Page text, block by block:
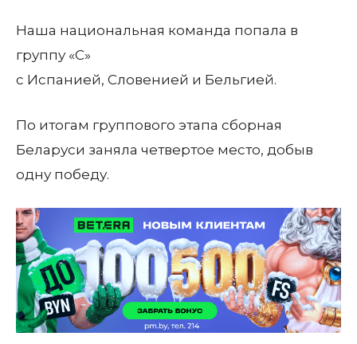
Наша национальная команда попала в
группу «С»
с Испанией, Словенией и Бельгией.
По итогам группового этапа сборная
Беларуси заняла четвертое место, добыв
одну победу.